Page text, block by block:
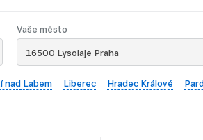
Vaše město
16500 Lysolaje Praha
nad Labem Liberec Hradec Králové